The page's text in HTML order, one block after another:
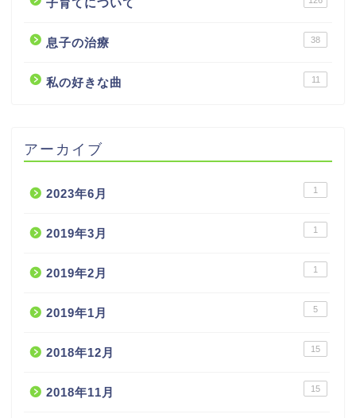
息子の治療 38
私の好きな曲 11
アーカイブ
2023年6月 1
2019年3月 1
2019年2月 1
2019年1月 5
2018年12月 15
2018年11月 15